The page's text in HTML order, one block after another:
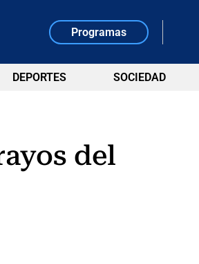
Programas
DEPORTES SOCIEDAD
del